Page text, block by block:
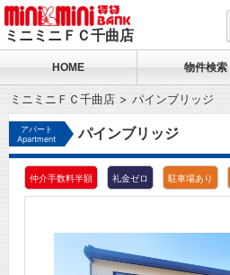
ミニミニＦＣ千曲店
HOME 物件検索
ミニミニＦＣ千曲店 パインブリッジ
アパート
Apartment
パインブリッジ
仲介手数料半額 礼金ゼロ 駐車場あり